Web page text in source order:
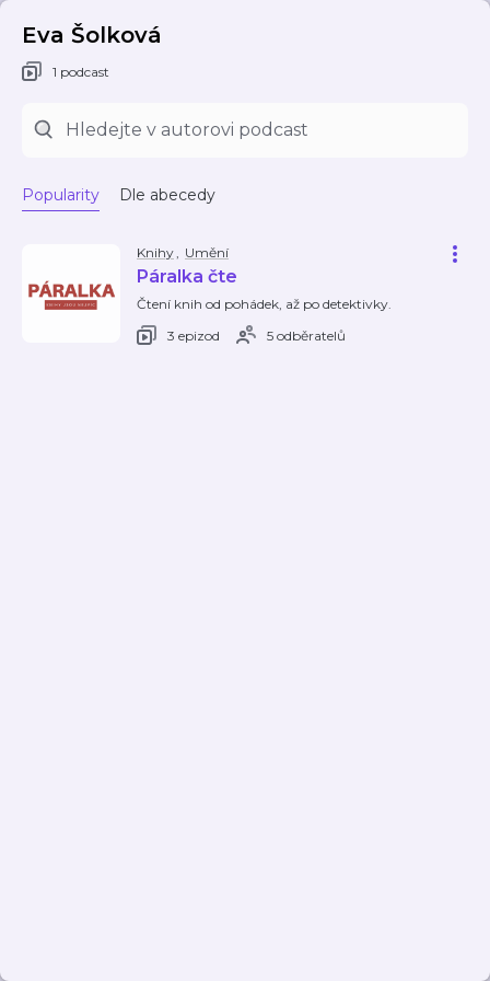
Eva Šolková
1 podcast
Popularity Dle abecedy
Knihy, Umění
Páralka čte
Čtení knih od pohádek, až po detektivky.
3 epizod
5 odběratelů